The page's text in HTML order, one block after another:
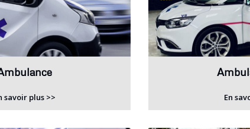
savoir plus >> En